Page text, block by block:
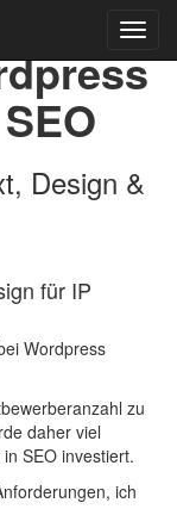
ein-/
SEO
Design &
für IP
Wordpress
zu
daher viel
SEO investiert.
ich